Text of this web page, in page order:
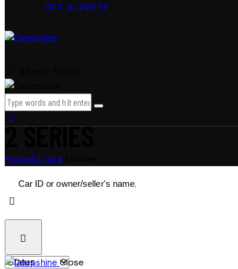
GET A QUOTE
2 SERIES
HomeAll Cars
Close